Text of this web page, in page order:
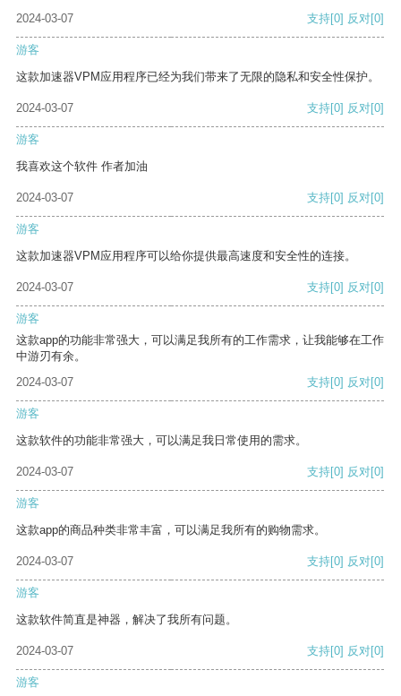
2024-03-07 支持[0] 反对[0]
游客
这款加速器VPM应用程序已经为我们带来了无限的隐私和安全性保护。
2024-03-07 支持[0] 反对[0]
游客
我喜欢这个软件 作者加油
2024-03-07 支持[0] 反对[0]
游客
这款加速器VPM应用程序可以给你提供最高速度和安全性的连接。
2024-03-07 支持[0] 反对[0]
游客
这款app的功能非常强大，可以满足我所有的工作需求，让我能够在工作
中游刃有余。
2024-03-07
支持[0] 反对[0]
游客
这款软件的功能非常强大，可以满足我日常使用的需求。
2024-03-07 支持[0] 反对[0]
游客
这款app的商品种类非常丰富，可以满足我所有的购物需求。
2024-03-07 支持[0] 反对[0]
游客
这款软件简直是神器，解决了我所有问题。
2024-03-07 支持[0] 反对[0]
游客